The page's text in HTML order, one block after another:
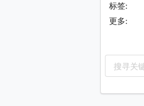
标签:
更多: